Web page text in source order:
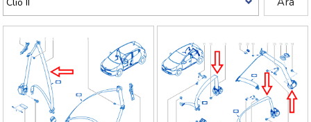
Bursa-Türkiye’dir.
999 cm3, 1 149 cm3,1 390 cm3,1 390 cm3, 1 598 cm3,1 998 cm3, 2
946 cm3 hacimli benzinli, 1 870 cm3, 1 870 cm3,1 461 cm3 hacimli dizel
motor çeşitleri bulunan clio 2 nin teknik özellikleri; Uzunluk 3773 mm
Genişlik 1639 mm Yükseklik 1409-1417 mm Ağırlık 880–1475 kg
2000 senesi NCAP yıldız puanı 4 yıldızdır.
Clio 2 model yedek parçalarını satın alırken Nom Oto ile iletişime geçip
şasi numaranızı bildirmeniz uyumluluk sorunlarını ortadan kaldıracaktır.
Aşağıda Renault Clio 2’ye ait yedek parça listesini bulabilirsiniz.
Renault Emniyet Kemer Yedek Parçaları